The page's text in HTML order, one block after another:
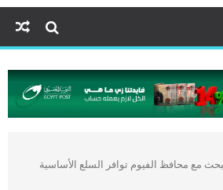
مع محافظ الفيوم توافر السلع الأساسية